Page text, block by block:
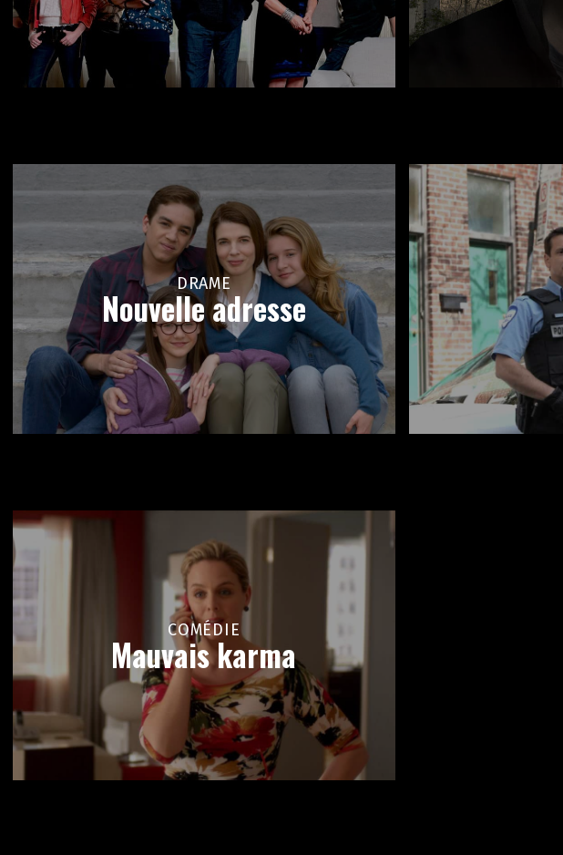
DRAME
Nouvelle adresse
COMÉDIE
Mauvais karma